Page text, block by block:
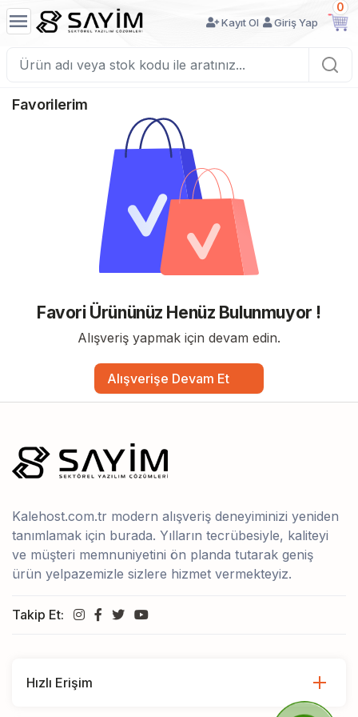
Kayıt Ol Giriş Yap
0
Favorilerim
Favori Ürününüz Henüz Bulunmuyor !
Alışveriş yapmak için devam edin.
Alışverişe Devam Et
Kalehost.com.tr modern alışveriş deneyiminizi yeniden
tanımlamak için burada. Yılların tecrübesiyle, kaliteyi
ve müşteri memnuniyetini ön planda tutarak geniş
ürün yelpazemizle sizlere hizmet vermekteyiz.
Takip Et:
Hızlı Erişim